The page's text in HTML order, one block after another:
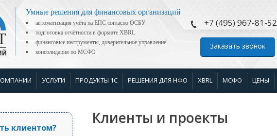
Умные решения для финансовых организаций
автоматизация учёта на ЕПС согласно ОСБУ
подготовка отчётности в формате XBRL
финансовые инструменты, доверительное управление
консолидация по МСФО
+7 (495) 967-81-52
Заказать звонок
УСЛУГИ ПРОДУКТЫ 1С РЕШЕНИЯ ДЛЯ НФО XBRL МСФО ЦЕНЫ
клиентом?
Клиенты и проекты